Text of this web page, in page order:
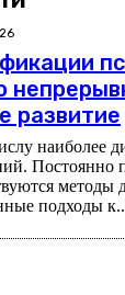
развитие
наиболее
Постоянно
методы
подходы